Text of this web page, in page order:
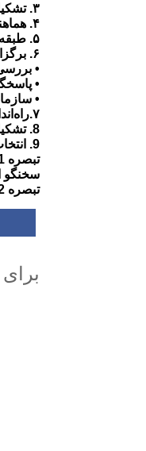
۳. تشکیل کمیسیون‌ها یا کارگروه‌ها. برای سازماندهی ارگان‌های داخلی شورا به منظور مشارکت فعال اعضای شورا.
۴. هماهنگی کمیسیون‌ها و فعال‌کردن همه‌ی اعضا در گروه‌های کاری
۵. طبقه‌بندی اسناد و مدارک شورا
۶. برگزاری نشست‌های هیئت مدیره‌ی موقت برای:
•
•
•
۷.راه‌اندازی و بالابردن کیفیت و گستردگی رسانه‌های شورا از جمله تارنمای آن
8. تشکیل هیئت تحریریه برای نگارش، ویراش و نشر بیانیه‌های شورا در عرصه‌ی ملی و بین‌المللی.
9. انتخاب سخنگو‌های موقت شورا تا مجمع عمومی و تقسیم کار بین تمامی اعضای هیئت مدیره‌ی موقت.
سخنگو
تبصره 2 : سخنگوی شورا موظف است با کمیسیون رسانه هماهنگی داشته باشد تا از هرگونه موازی‌کاری پیشگیری شود.